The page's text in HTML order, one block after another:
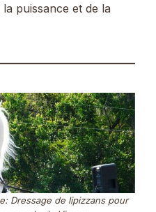
puissance et de la
Dressage de lipizzans pour